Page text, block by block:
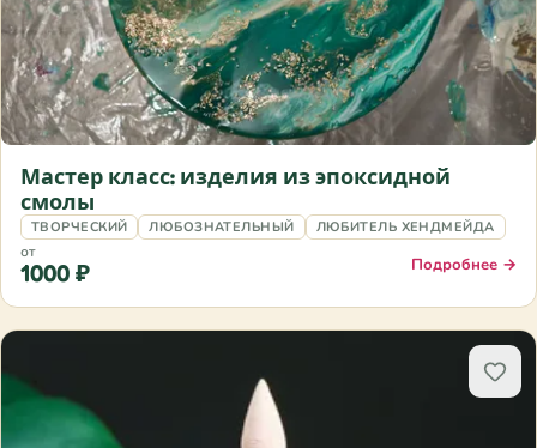
Мастер класс: изделия из эпоксидной
смолы
ТВОРЧЕСКИЙ ЛЮБОЗНАТЕЛЬНЫЙ ЛЮБИТЕЛЬ ХЕНДМЕЙДА
от
1000 ₽ Подробнее →